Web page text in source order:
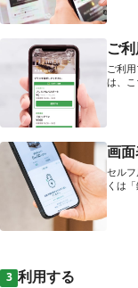
ご
ご利
は、こ
画
セル
くは
3 利用する